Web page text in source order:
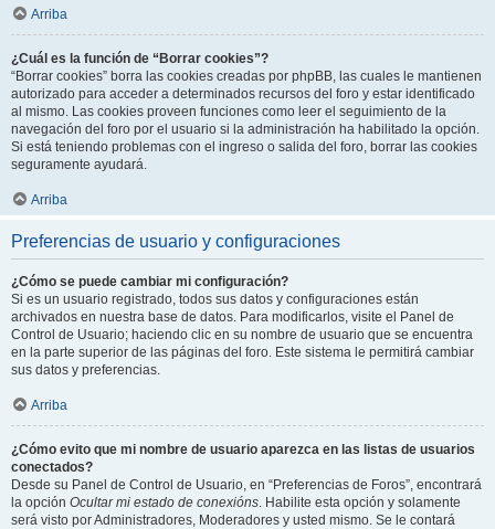
Arriba
¿Cuál es la función de “Borrar cookies”?
“Borrar cookies” borra las cookies creadas por phpBB, las cuales le mantienen
autorizado para acceder a determinados recursos del foro y estar identificado
al mismo. Las cookies proveen funciones como leer el seguimiento de la
navegación del foro por el usuario si la administración ha habilitado la opción.
Si está teniendo problemas con el ingreso o salida del foro, borrar las cookies
seguramente ayudará.
Arriba
Preferencias de usuario y configuraciones
¿Cómo se puede cambiar mi configuración?
Si es un usuario registrado, todos sus datos y configuraciones están
archivados en nuestra base de datos. Para modificarlos, visite el Panel de
Control de Usuario; haciendo clic en su nombre de usuario que se encuentra
en la parte superior de las páginas del foro. Este sistema le permitirá cambiar
sus datos y preferencias.
Arriba
¿Cómo evito que mi nombre de usuario aparezca en las listas de usuarios
conectados?
Desde su Panel de Control de Usuario, en “Preferencias de Foros”, encontrará
la opción Ocultar mi estado de conexións. Habilite esta opción y solamente
será visto por Administradores, Moderadores y usted mismo. Se le contará